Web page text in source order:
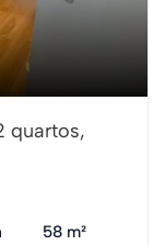
quartos,
58 m²